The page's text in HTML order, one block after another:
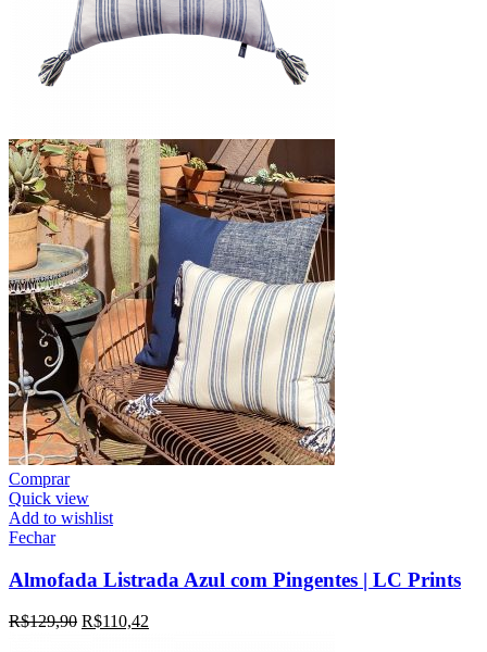
Comprar
Quick view
Add to wishlist
Fechar
Almofada Listrada Azul com Pingentes | LC Prints
R$129,90 R$110,42